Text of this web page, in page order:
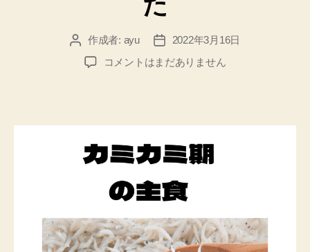
投
稿
作成者: ayu
投
稿
日
2022年3月16日
カ
ル
ウ
ム
っ
ぷ
コメントはまだありません